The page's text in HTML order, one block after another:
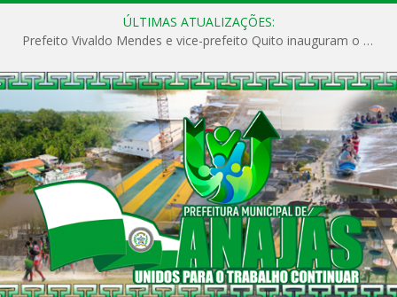
ÚLTIMAS ATUALIZAÇÕES:
Prefeito Vivaldo Mendes e vice-prefeito Quito inauguram o CAPS e fortalecem a saúde pública em Anajás.